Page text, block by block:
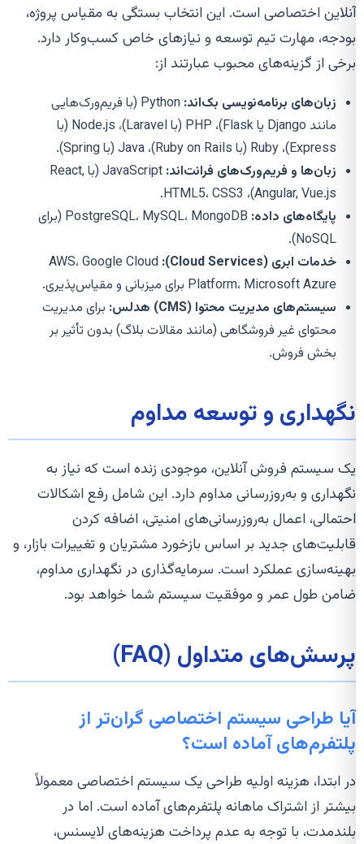
آنلاین اختصاصی است. این انتخاب بستگی به مقیاس پروژه،
بودجه، مهارت تیم توسعه و نیازهای خاص کسب‌وکار دارد.
برخی از گزینه‌های محبوب عبارتند از:
زبان‌های برنامه‌نویسی بک‌اند:
Python (با فریم‌ورک‌هایی
مانند Django یا Flask)، PHP (با Laravel)، Node.js (با
Express)، Ruby (با Ruby on Rails)، Java (با Spring).
زبان‌ها و فریم‌ورک‌های فرانت‌اند:
JavaScript (با React,
Angular, Vue.js)، HTML5، CSS3.
پایگاه‌های داده:
PostgreSQL، MySQL، MongoDB (برای
NoSQL).
خدمات ابری (Cloud Services):
AWS، Google Cloud
Platform، Microsoft Azure برای میزبانی و مقیاس‌پذیری.
سیستم‌های مدیریت محتوا (CMS) هدلس:
برای مدیریت
محتوای غیر فروشگاهی (مانند مقالات بلاگ) بدون تأثیر بر
بخش فروش.
نگهداری و توسعه مداوم
یک سیستم فروش آنلاین، موجودی زنده است که نیاز به
نگهداری و به‌روزرسانی مداوم دارد. این شامل رفع اشکالات
احتمالی، اعمال به‌روزرسانی‌های امنیتی، اضافه کردن
قابلیت‌های جدید بر اساس بازخورد مشتریان و تغییرات بازار، و
بهینه‌سازی عملکرد است. سرمایه‌گذاری در نگهداری مداوم،
ضامن طول عمر و موفقیت سیستم شما خواهد بود.
پرسش‌های متداول (FAQ)
آیا طراحی سیستم اختصاصی گران‌تر از
پلتفرم‌های آماده است؟
در ابتدا، هزینه اولیه طراحی یک سیستم اختصاصی معمولاً
بیشتر از اشتراک ماهانه پلتفرم‌های آماده است. اما در
بلندمدت، با توجه به عدم پرداخت هزینه‌های لایسنس،